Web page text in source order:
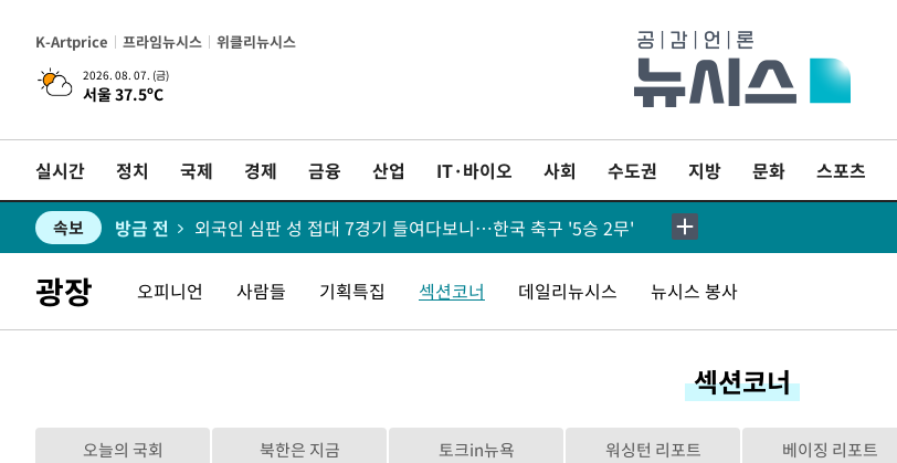
K-Artprice 프라임뉴시스 위클리뉴시스
2026. 08. 07. (금)
서울 37.5ºC
실시간 정치 국제 경제 금융 산업 IT·바이오 사회 수도권 지방 문화 스포츠
속보 방금 전 여자배구 이재영·이다영 자매, 아제르바이잔 투란VC 입단
속보 방금 전 외국인 심판 성 접대 7경기 들여다보니…한국 축구 '5승 2무'
속보 방금 전 [속보]코스닥, 2.86포인트(0.36%) 내린 798.81마감
속보 방금 전 [속보]코스피, 6200선 약보합…0.60% 내린 6258.77에 마쳐
속보 방금 전 [속보] 노원서 40.1도 관측…서울, 2018년 이후 첫 40도
광장 오피니언 사람들 기획특집 섹션코너 데일리뉴시스 뉴시스 봉사
섹션코너
오늘의 국회 북한은 지금 토크in뉴욕 워싱턴 리포트 베이징 리포트